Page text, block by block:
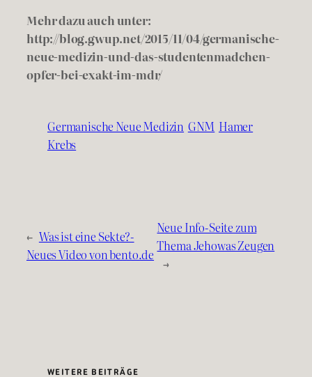
Mehr dazu auch unter:
http://blog.gwup.net/2015/11/04/germanische-
neue-medizin-und-das-studentenmadchen-
opfer-bei-exakt-im-mdr/
Germanische Neue Medizin GNM Hamer
Krebs
← Was ist eine Sekte?-
Neues Video von bento.de
Neue Info-Seite zum
Thema Jehowas Zeugen
→
WEITERE BEITRÄGE